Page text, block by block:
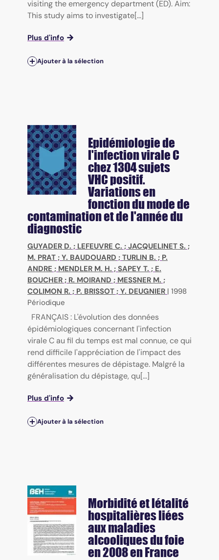
visiting the emergency department (ED). Aim:
This study aims to investigate[...]
Plus d'info
Ajouter à la sélection
Epidémiologie de
l'infection virale C
chez 1304 sujets
VHC positif.
Variations en
fonction du mode de
contamination et de l'année du
diagnostic
GUYADER D. ; LEFEUVRE C. ; JACQUELINET S. ;
M. PRAT ; Y. BAUDOUARD ; TURLIN B. ; P.
ANDRE ; MENDLER M. H. ; SAPEY T. ; E.
BOUCHER ; R. MOIRAND ; MESSNER M. ;
COLIMON R. ; P. BRISSOT ; Y. DEUGNIER | 1998
Périodique
FRANÇAIS : L'évolution des données
épidémiologiques concernant l'infection
virale C au fil du temps est mal connue, ce qui
rend difficile l'appréciation de l'impact des
différentes mesures de dépistage. Malgré la
généralisation du dépistage, qu[...]
Plus d'info
Ajouter à la sélection
Morbidité et létalité
hospitalières liées
aux maladies
alcooliques du foie
en 2008 en France